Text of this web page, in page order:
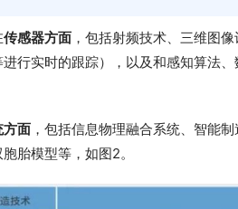
传感器方面 ，包括射频技术、三维图
行实时的跟踪），以及和感知算法
方面 ，包括信息物理融合系统、智能
胎模型等，如图2。